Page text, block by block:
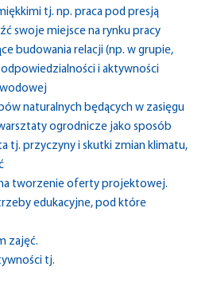
tj. np. praca pod presją
swoje miejsce na rynku pracy
budowania relacji (np. w grupie,
i aktywności
naturalnych będących w zasięgu
ogrodnicze jako sposób
tj. przyczyny i skutki zmian klimatu,
tworzenie oferty projektowej.
edukacyjne, pod które
zajęć.
tj.